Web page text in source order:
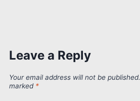
Leave a Reply
Your email address will not be published.
marked *